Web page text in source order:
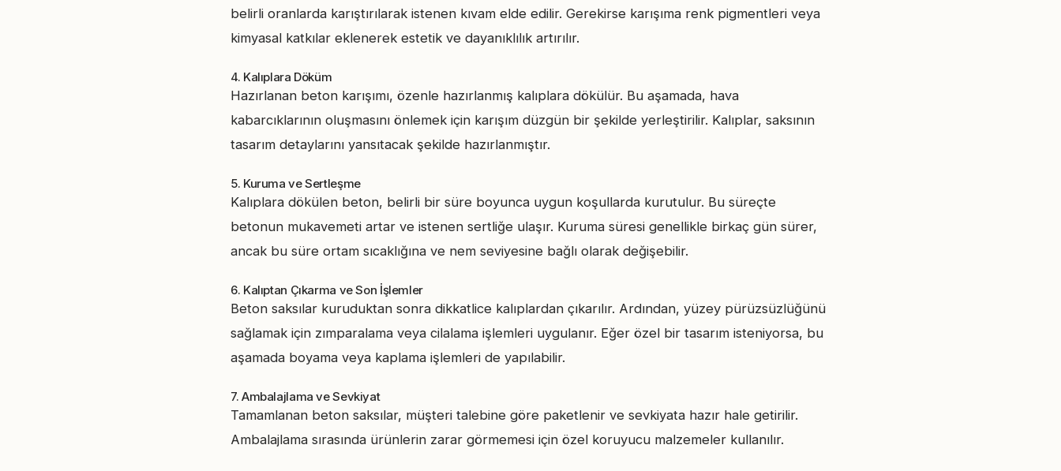
belirli oranlarda karıştırılarak istenen kıvam elde edilir. Gerekirse karışıma renk pigmentleri veya
kimyasal katkılar eklenerek estetik ve dayanıklılık artırılır.
4. Kalıplara Döküm
Hazırlanan beton karışımı, özenle hazırlanmış kalıplara dökülür. Bu aşamada, hava
kabarcıklarının oluşmasını önlemek için karışım düzgün bir şekilde yerleştirilir. Kalıplar, saksının
tasarım detaylarını yansıtacak şekilde hazırlanmıştır.
5. Kuruma ve Sertleşme
Kalıplara dökülen beton, belirli bir süre boyunca uygun koşullarda kurutulur. Bu süreçte
betonun mukavemeti artar ve istenen sertliğe ulaşır. Kuruma süresi genellikle birkaç gün sürer,
ancak bu süre ortam sıcaklığına ve nem seviyesine bağlı olarak değişebilir.
6. Kalıptan Çıkarma ve Son İşlemler
Beton saksılar kuruduktan sonra dikkatlice kalıplardan çıkarılır. Ardından, yüzey pürüzsüzlüğünü
sağlamak için zımparalama veya cilalama işlemleri uygulanır. Eğer özel bir tasarım isteniyorsa, bu
aşamada boyama veya kaplama işlemleri de yapılabilir.
7. Ambalajlama ve Sevkiyat
Tamamlanan beton saksılar, müşteri talebine göre paketlenir ve sevkiyata hazır hale getirilir.
Ambalajlama sırasında ürünlerin zarar görmemesi için özel koruyucu malzemeler kullanılır.